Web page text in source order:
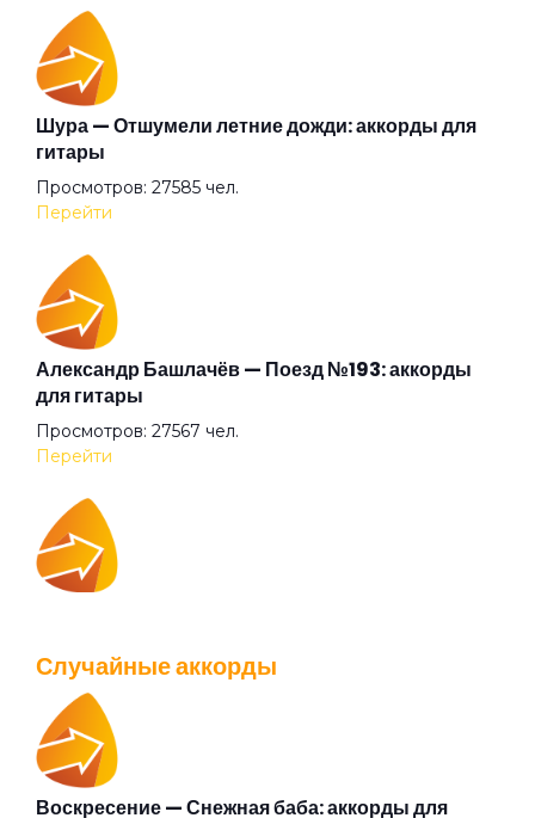
Ангел дождя
Ангел
Анютины глазки
Апокриф
Аригато
Аристократ
Ария Казанского зверя
Афанасий Никитин буги
Бабушки
Шура — Отшумели летние дожди: аккорды для
гитары
Просмотров: 27585 чел.
Перейти
Александр Башлачёв — Поезд №193: аккорды
для гитары
Просмотров: 27567 чел.
Перейти
Перейти
Случайные аккорды
Воскресение — Снежная баба: аккорды для